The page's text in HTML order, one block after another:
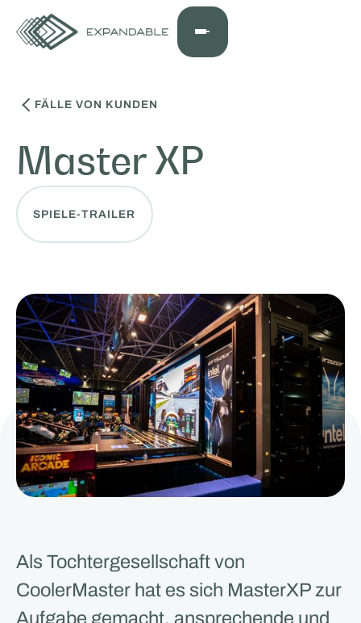
FÄLLE VON KUNDEN
Master XP
SPIELE-TRAILER
Als Tochtergesellschaft von
CoolerMaster hat es sich MasterXP zur
Aufgabe gemacht, ansprechende und